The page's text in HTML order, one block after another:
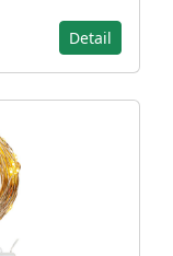
Detail